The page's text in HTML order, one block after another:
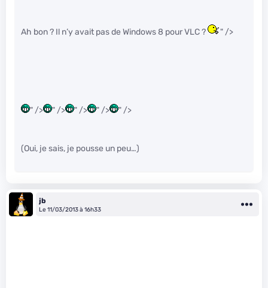
Ah bon ? Il n’y avait pas de Windows 8 pour VLC ? " />
" /> " /> " /> " /> " />
(Oui, je sais, je pousse un peu…)
jb
Le 11/03/2013 à 16h33